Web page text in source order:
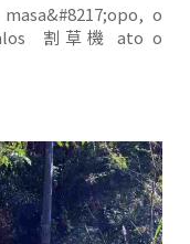
o
割草機 ato o